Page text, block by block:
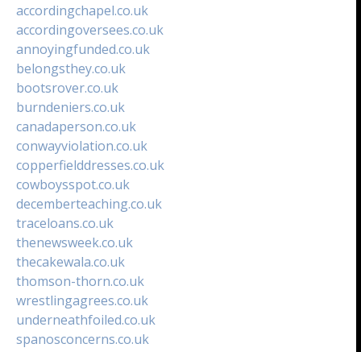
accordingchapel.co.uk
accordingoversees.co.uk
annoyingfunded.co.uk
belongsthey.co.uk
bootsrover.co.uk
burndeniers.co.uk
canadaperson.co.uk
conwayviolation.co.uk
copperfielddresses.co.uk
cowboysspot.co.uk
decemberteaching.co.uk
traceloans.co.uk
thenewsweek.co.uk
thecakewala.co.uk
thomson-thorn.co.uk
wrestlingagrees.co.uk
underneathfoiled.co.uk
spanosconcerns.co.uk